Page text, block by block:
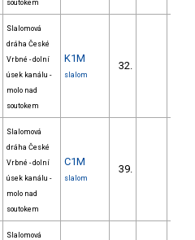
soutokem
Slalomová
dráha České
Vrbné - dolní
úsek kanálu -
molo nad
soutokem
K1M
slalom
32.
Slalomová
dráha České
Vrbné - dolní
úsek kanálu -
molo nad
soutokem
C1M
slalom
39.
Slalomová